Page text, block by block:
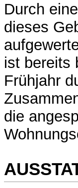
Durch
dieses
ist bereits
Frühjahr
die